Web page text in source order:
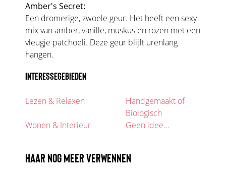
Amber's Secret:
Een dromerige, zwoele geur. Het heeft een sexy
mix van amber, vanille, muskus en rozen met een
vleugje patchoeli. Deze geur blijft urenlang
hangen.
INTERESSEGEBIEDEN
Lezen & Relaxen
Handgemaakt of
Biologisch
Wonen & Interieur
Geen idee...
HAAR NOG MEER VERWENNEN